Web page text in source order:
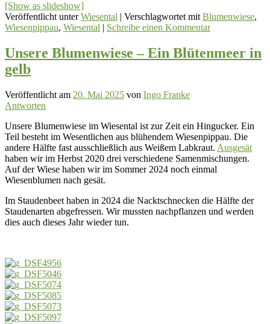
[Show as slideshow]
Veröffentlicht unter Wiesental | Verschlagwortet mit Blumenwiese,
Wiesenpippau, Wiesental | Schreibe einen Kommentar
Unsere Blumenwiese – Ein Blütenmeer in
gelb
Veröffentlicht am 20. Mai 2025 von Ingo Franke
Antworten
Unsere Blumenwiese im Wiesental ist zur Zeit ein Hingucker. Ein
Teil besteht im Wesentlichen aus blühendem Wiesenpippau. Die
andere Hälfte fast ausschließlich aus Weißem Labkraut. Ausgesät
haben wir im Herbst 2020 drei verschiedene Samenmischungen.
Auf der Wiese haben wir im Sommer 2024 noch einmal
Wiesenblumen nach gesät.
Im Staudenbeet haben in 2024 die Nacktschnecken die Hälfte der
Staudenarten abgefressen. Wir mussten nachpflanzen und werden
dies auch dieses Jahr wieder tun.